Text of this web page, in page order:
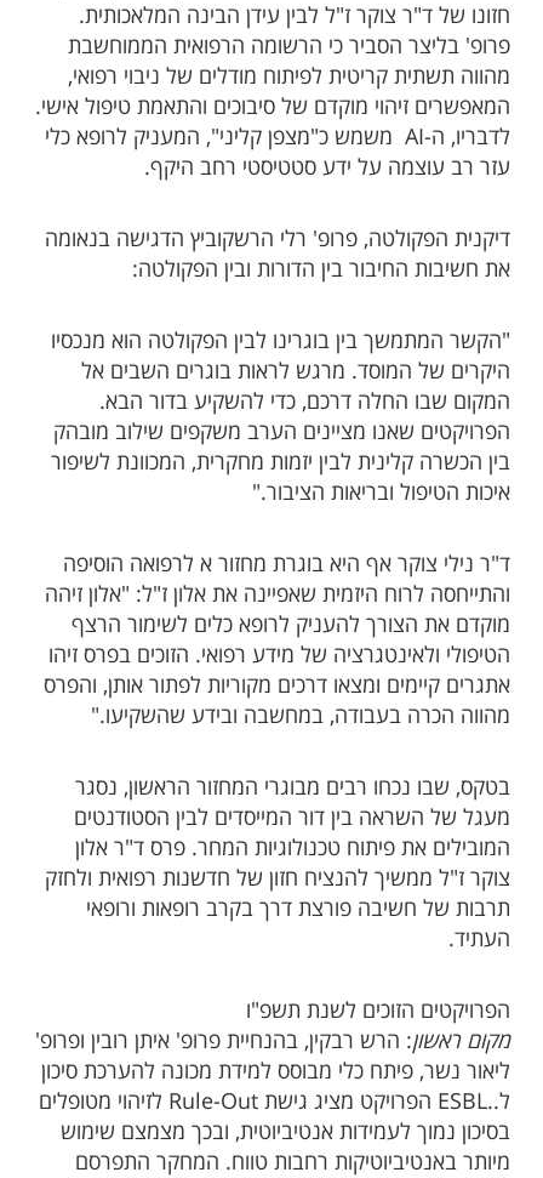
חזונו של ד"ר צוקר ז"ל לבין עידן הבינה המלאכותית.
פרופ' בליצר הסביר כי הרשומה הרפואית הממוחשבת
מהווה תשתית קריטית לפיתוח מודלים של ניבוי רפואי,
המאפשרים זיהוי מוקדם של סיבוכים והתאמת טיפול אישי.
לדבריו, ה-AI משמש כ"מצפן קליני", המעניק לרופא כלי
עזר רב עוצמה על ידע סטטיסטי רחב היקף.
דיקנית הפקולטה, פרופ' רלי הרשקוביץ הדגישה בנאומה
את חשיבות החיבור בין הדורות ובין הפקולטה:
"הקשר המתמשך בין בוגרינו לבין הפקולטה הוא מנכסיו
היקרים של המוסד. מרגש לראות בוגרים השבים אל
המקום שבו החלה דרכם, כדי להשקיע בדור הבא.
הפרויקטים שאנו מציינים הערב משקפים שילוב מובהק
בין הכשרה קלינית לבין יזמות מחקרית, המכוונת לשיפור
איכות הטיפול ובריאות הציבור."
ד"ר נילי צוקר אף היא בוגרת מחזור א לרפואה הוסיפה
והתייחסה לרוח היזמית שאפיינה את אלון ז"ל: "אלון זיהה
מוקדם את הצורך להעניק לרופא כלים לשימור הרצף
הטיפולי ולאינטגרציה של מידע רפואי. הזוכים בפרס זיהו
אתגרים קיימים ומצאו דרכים מקוריות לפתור אותן, והפרס
מהווה הכרה בעבודה, במחשבה ובידע שהשקיעו."
בטקס, שבו נכחו רבים מבוגרי המחזור הראשון, נסגר
מעגל של השראה בין דור המייסדים לבין הסטודנטים
המובילים את פיתוח טכנולוגיות המחר. פרס ד"ר אלון
צוקר ז"ל ממשיך להנציח חזון של חדשנות רפואית ולחזק
תרבות של חשיבה פורצת דרך בקרב רופאות ורופאי
העתיד.
הפרויקטים הזוכים לשנת תשפ"ו
מקום ראשון: הרש רבקין, בהנחיית פרופ' איתן רובין ופרופ'
ליאור נשר, פיתח כלי מבוסס למידת מכונה להערכת סיכון
ל..ESBL הפרויקט מציג גישת Rule-Out לזיהוי מטופלים
בסיכון נמוך לעמידות אנטיביוטית, ובכך מצמצם שימוש
מיותר באנטיביוטיקות רחבות טווח. המחקר התפרסם